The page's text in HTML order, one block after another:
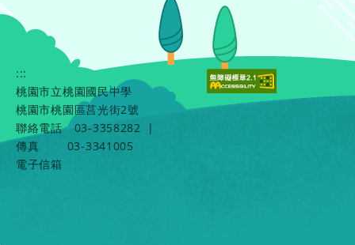
:::
桃園市立桃園國民中學
桃園市桃園區莒光街2號
聯絡電話
03-3358282
|
傳真
03-3341005
電子信箱